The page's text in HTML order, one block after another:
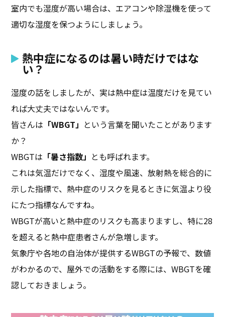
室内でも湿度が高い場合は、エアコンや除湿機を使って
適切な湿度を保つようにしましょう。
熱中症になるのは暑い時だけではな
い？
湿度の話をしましたが、実は熱中症は温度だけを見てい
れば大丈夫ではないんです。
皆さんは 「WBGT」 という言葉を聞いたことがあります
か？
WBGTは 「暑さ指数」 とも呼ばれます。
これは気温だけでなく、湿度や風速、放射熱を総合的に
示した指標で、熱中症のリスクを見るときに気温より役
にたつ指標なんですね。
WBGTが高いと熱中症のリスクも高まりますし、特に28
を超えると熱中症患者さんが急増します。
気象庁や各地の自治体が提供するWBGTの予報で、数値
がわかるので、屋外での活動をする際には、WBGTを確
認しておきましょう。